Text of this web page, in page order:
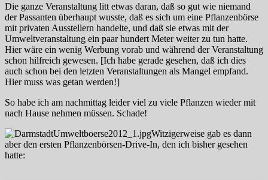
Die ganze Veranstaltung litt etwas daran, daß so gut wie niemand
der Passanten überhaupt wusste, daß es sich um eine Pflanzenbörse
mit privaten Ausstellern handelte, und daß sie etwas mit der
Umweltveranstaltung ein paar hundert Meter weiter zu tun hatte.
Hier wäre ein wenig Werbung vorab und während der Veranstaltung
schon hilfreich gewesen. [Ich habe gerade gesehen, daß ich dies
auch schon bei den letzten Veranstaltungen als Mangel empfand.
Hier muss was getan werden!]
So habe ich am nachmittag leider viel zu viele Pflanzen wieder mit
nach Hause nehmen müssen. Schade!
Witzigerweise gab es dann
aber den ersten Pflanzenbörsen-Drive-In, den ich bisher gesehen
hatte: